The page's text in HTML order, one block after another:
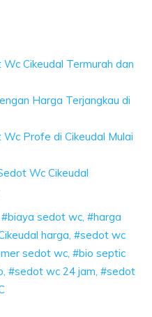
Cikeudal Termurah dan
Harga Terjangkau di
Profe di Cikeudal Mulai
Wc Cikeudal
sedot wc, #harga
harga, #sedot wc
sedot wc, #bio septic
#sedot wc 24 jam, #sedot